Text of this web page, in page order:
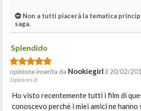
Non a tutti piacerà la tematica
saga.
Splendido
opinione inserita da Nookiegirl il 20/02/
Opinioni.it
Ho visto recentemente tutti i film di
conoscevo perchè i miei amici ne hanno